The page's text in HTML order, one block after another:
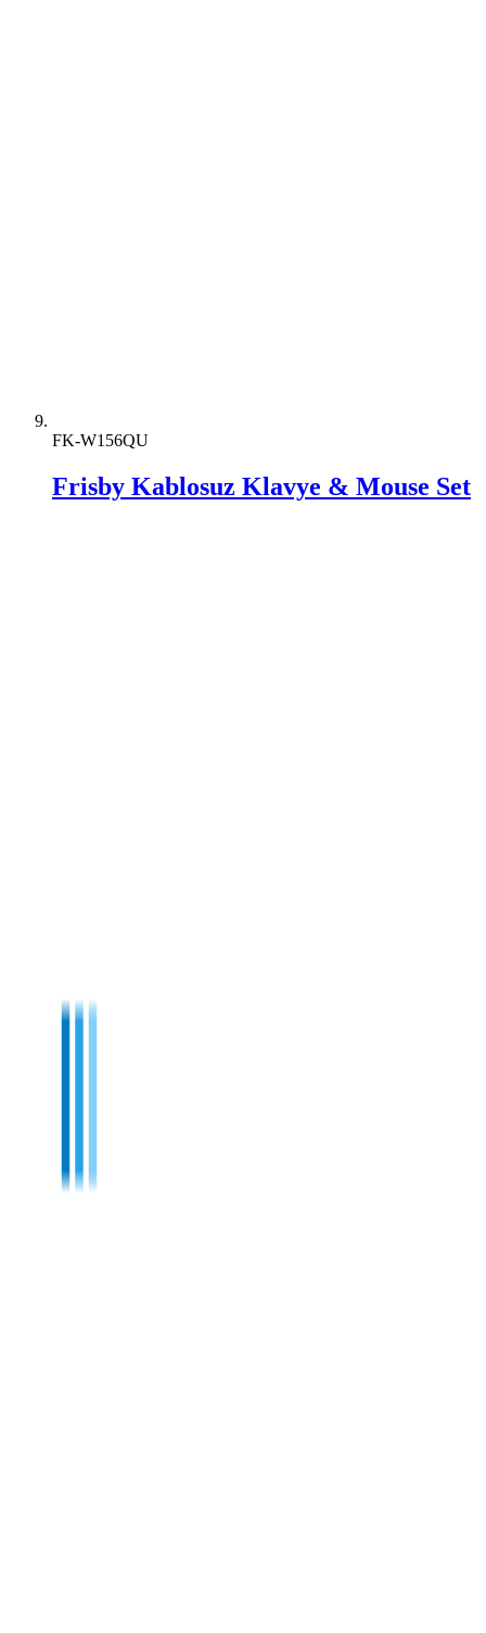
FK-W156QU
Frisby Kablosuz Klavye & Mouse Set